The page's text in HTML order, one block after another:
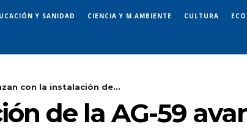
Y SANIDAD CIENCIA Y M.AMBIENTE CULTURA
con la instalación de...
de la AG-59